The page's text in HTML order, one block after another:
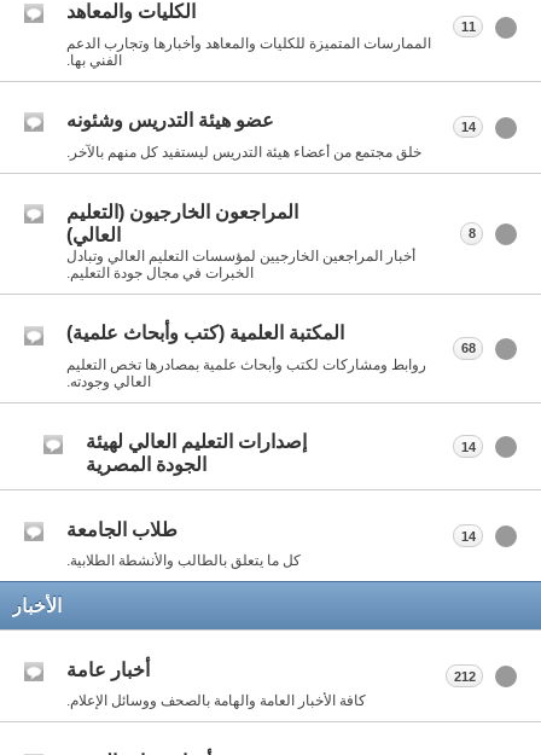
الكليات والمعاهد
الممارسات المتميزة للكليات والمعاهد وأخبارها وتجارب الدعم
الفني بها.
11
عضو هيئة التدريس وشئونه
خلق مجتمع من أعضاء هيئة التدريس ليستفيد كل منهم بالآخر.
14
المراجعون الخارجيون (التعليم
العالي)
أخبار المراجعين الخارجيين لمؤسسات التعليم العالي وتبادل
الخبرات في مجال جودة التعليم.
8
المكتبة العلمية (كتب وأبحاث علمية)
روابط ومشاركات لكتب وأبحاث علمية بمصادرها تخص التعليم
العالي وجودته.
68
إصدارات التعليم العالي لهيئة
الجودة المصرية
14
طلاب الجامعة
كل ما يتعلق بالطالب والأنشطة الطلابية.
14
الأخبار
أخبار عامة
كافة الأخبار العامة والهامة بالصحف ووسائل الإعلام.
212